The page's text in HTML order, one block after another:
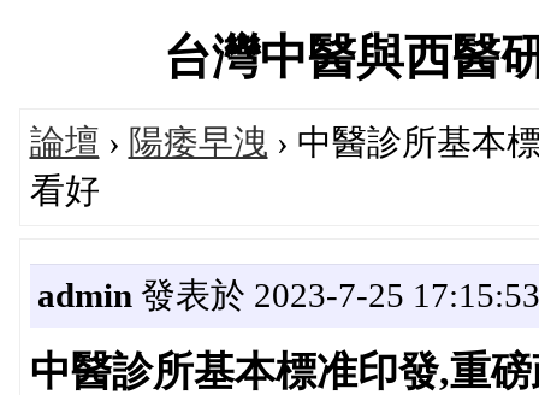
台灣中醫與西醫
論壇 › 陽痿早洩 › 中醫診所基本
看好
admin 發表於 2023-7-25 17:15:53
中醫診所基本標准印發,重